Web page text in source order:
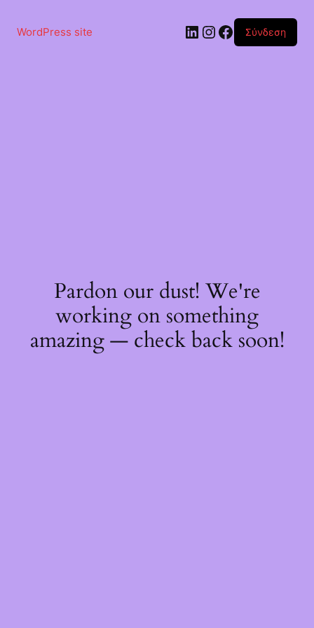
περιεχόμενο
WordPress site Linkedin
Instagram
Facebook
Σύνδεση
Pardon our dust! We're
working on something
amazing — check back soon!